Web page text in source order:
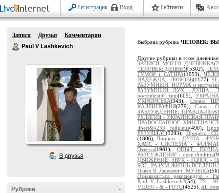
Регистрация Вход Рейтинги
Записи Друзья
Комментарии
Paul V Lashkevich
В друзья
-
Рубрики
Выбрана рубрика ЧЕЛОВЕК:
Другие рубрики в этом
ЗАПИСИ МОЕГО ДНЕВНИКА
ЧЕЛОВЕК: ДЕЯНИЯ(5302),
ГУМОР і САТИРА(1053),
НАДЕЖДА - ЛЮБОВЬ(1177),
РАЗУМНЫЙ: НОРМА и
РАЗУМНЫЙ: ДУХ - ДУША -
российский мир(605),
УКРАЇНСЬКА(343), Слова:
КАЛЛИГРАФИЯ(279), Слова:
ЗАБЛУЖДЕНИЕ, ПРАВДА-
РЕЛИГИЯ - УКРАИНСКАЯ
ПРАВОСЛАВНОЕ
libert&#233; religieus(490),
РЕЗУЛЬТАТ(3293), Процесс:
(1806), Процесс - ДУША -
ХАОС - СИСТЕМА - ФОРМА
Ответы(1981), ОПЫТ:
РАЗСУЖДЕНИЕ - deep thinking
ДВИЖЕНИЕ: ЗВУК - ГОЛОС -
БОГ: РАЗУМ-ЖИЗНЬ-
Павел В. Лашкевич. МУЗЫКА
Ознакомиться рекомендую -
Paul_V_Lashkevich?(54), TS -
VIDEO - & - FOTO(4525), All